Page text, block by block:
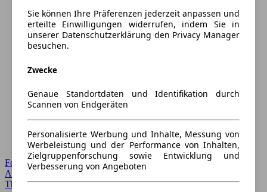
Forum Startseite
Alle Auto-Foren
Themen-Forum
Sie können Ihre Präferenzen jederzeit anpassen und
erteilte Einwilligungen widerrufen, indem Sie in
unserer Datenschutzerklärung den Privacy Manager
besuchen.
Zwecke
Genaue Standortdaten und Identifikation durch
Scannen von Endgeräten
Personalisierte Werbung und Inhalte, Messung von
Werbeleistung und der Performance von Inhalten,
Zielgruppenforschung sowie Entwicklung und
Verbesserung von Angeboten